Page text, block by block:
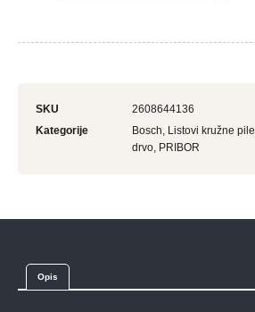
SKU
2608644136
Kategorije
Bosch, Listovi kružne pile
drvo, PRIBOR
Opis